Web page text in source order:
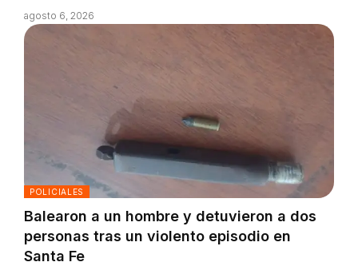
agosto 6, 2026
POLICIALES
Balearon a un hombre y detuvieron a dos
personas tras un violento episodio en
Santa Fe